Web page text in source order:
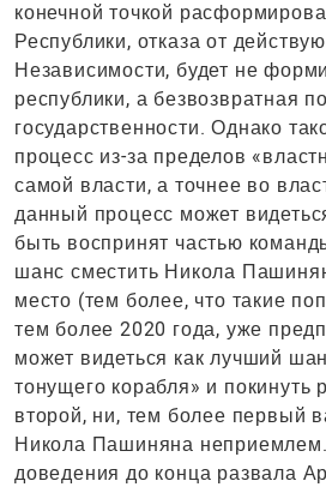
конечной точкой
Республики, отказа от
Независимости, будет не
республики, а безвозвратная
государственности. Однако
процесс из-за пределов
самой власти, а точнее во
данный процесс может
быть воспринят частью
шанс сместить Никола
место (тем более, что такие
тем более 2020 года, уже
может видеться как лучший
тонущего корабля» и покинуть
второй, ни, тем более первый
Никола Пашиняна
доведения до конца развала